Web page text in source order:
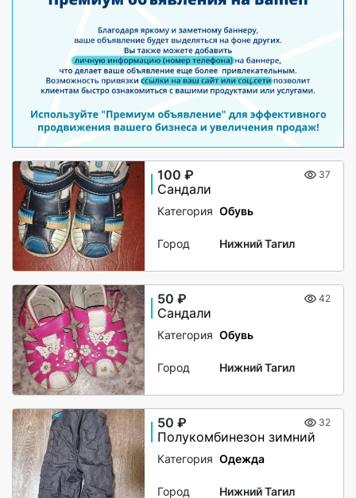
100 ₽ 37
Сандали
Категория Обувь
Город Нижний Тагил
50 ₽ 42
Сандали
Категория Обувь
Город Нижний Тагил
50 ₽ 32
Полукомбинезон зимний
Категория Одежда
Город Нижний Тагил